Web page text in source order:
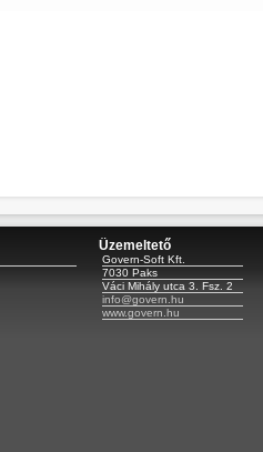
Üzemeltető
Govern-Soft Kft.
7030 Paks
Váci Mihály utca 3. Fsz. 2
info@govern.hu
www.govern.hu